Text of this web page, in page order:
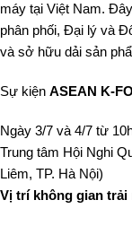
máy tại Việt Nam.
phân phối, Đại lý và
và sở hữu dải sản
Sự kiện ASEAN K-
Ngày 3/7 và 4/7 từ
Trung tâm Hội Nghi
Liêm, TP. Hà Nội)
Vị trí không gian trải